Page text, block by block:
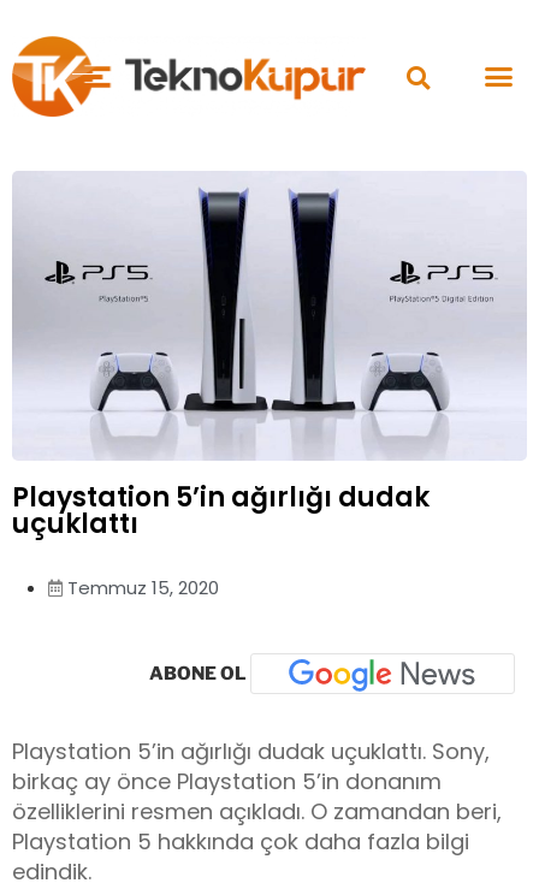
Playstation 5’in ağırlığı dudak
uçuklattı
Temmuz 15, 2020
ABONE OL
Playstation 5’in ağırlığı dudak uçuklattı. Sony,
birkaç ay önce Playstation 5’in donanım
özelliklerini resmen açıkladı. O zamandan beri,
Playstation 5 hakkında çok daha fazla bilgi
edindik.